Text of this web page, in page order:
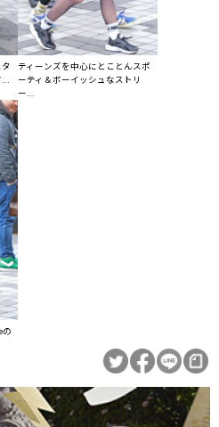
ティーンズを中心にとことんスポ
ーティ＆ボーイッシュなストリ
ー...